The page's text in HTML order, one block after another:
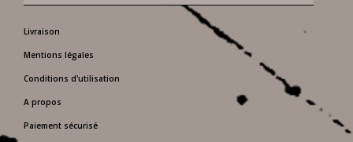
Livraison
Mentions légales
Conditions d'utilisation
A propos
Paiement sécurisé